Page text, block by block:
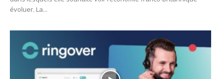
évoluer. La...